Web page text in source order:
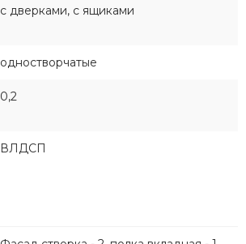
с дверками, с ящиками
одностворчатые
0,2
ВЛДСП